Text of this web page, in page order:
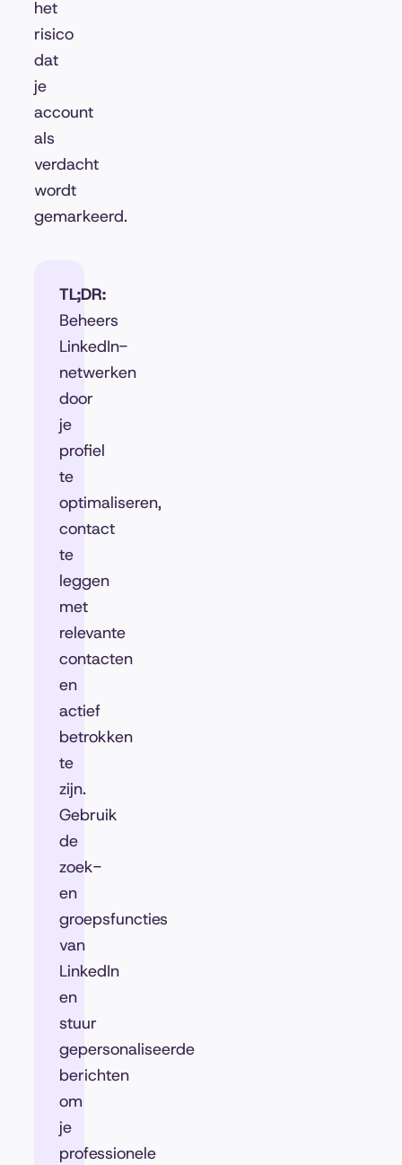
het
risico
dat
je
account
als
verdacht
wordt
gemarkeerd.
TL;DR:
Beheers
LinkedIn-
netwerken
door
je
profiel
te
optimaliseren,
contact
te
leggen
met
relevante
contacten
en
actief
betrokken
te
zijn.
Gebruik
de
zoek-
en
groepsfuncties
van
LinkedIn
en
stuur
gepersonaliseerde
berichten
om
je
professionele